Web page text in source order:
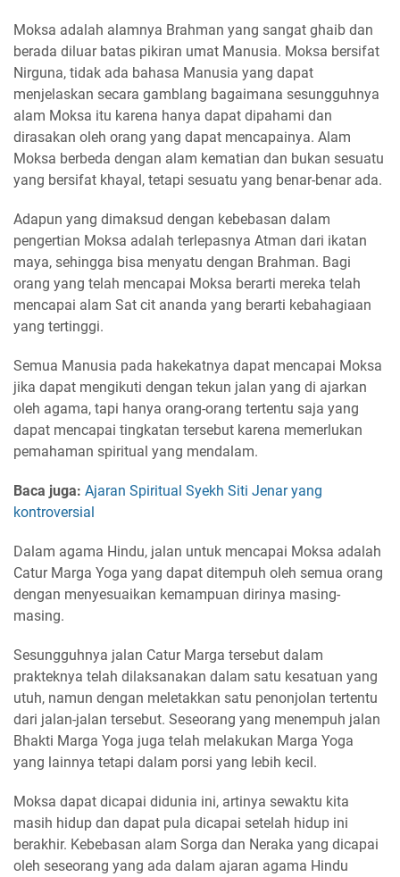
Moksa adalah alamnya Brahman yang sangat ghaib dan
berada diluar batas pikiran umat Manusia. Moksa bersifat
Nirguna, tidak ada bahasa Manusia yang dapat
menjelaskan secara gamblang bagaimana sesungguhnya
alam Moksa itu karena hanya dapat dipahami dan
dirasakan oleh orang yang dapat mencapainya. Alam
Moksa berbeda dengan alam kematian dan bukan sesuatu
yang bersifat khayal, tetapi sesuatu yang benar-benar ada.
Adapun yang dimaksud dengan kebebasan dalam
pengertian Moksa adalah terlepasnya Atman dari ikatan
maya, sehingga bisa menyatu dengan Brahman. Bagi
orang yang telah mencapai Moksa berarti mereka telah
mencapai alam Sat cit ananda yang berarti kebahagiaan
yang tertinggi.
Semua Manusia pada hakekatnya dapat mencapai Moksa
jika dapat mengikuti dengan tekun jalan yang di ajarkan
oleh agama, tapi hanya orang-orang tertentu saja yang
dapat mencapai tingkatan tersebut karena memerlukan
pemahaman spiritual yang mendalam.
Baca juga: Ajaran Spiritual Syekh Siti Jenar yang
kontroversial
Dalam agama Hindu, jalan untuk mencapai Moksa adalah
Catur Marga Yoga yang dapat ditempuh oleh semua orang
dengan menyesuaikan kemampuan dirinya masing-
masing.
Sesungguhnya jalan Catur Marga tersebut dalam
prakteknya telah dilaksanakan dalam satu kesatuan yang
utuh, namun dengan meletakkan satu penonjolan tertentu
dari jalan-jalan tersebut. Seseorang yang menempuh jalan
Bhakti Marga Yoga juga telah melakukan Marga Yoga
yang lainnya tetapi dalam porsi yang lebih kecil.
Moksa dapat dicapai didunia ini, artinya sewaktu kita
masih hidup dan dapat pula dicapai setelah hidup ini
berakhir. Kebebasan alam Sorga dan Neraka yang dicapai
oleh seseorang yang ada dalam ajaran agama Hindu